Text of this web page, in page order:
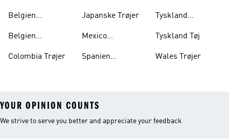
Belgien
Belgien
Colombia Trøjer
Japanske Trøjer
Mexico
Spanien
Tyskland
Tyskland Tøj
Wales Trøjer
YOUR OPINION COUNTS
We strive to serve you better and appreciate your feedback